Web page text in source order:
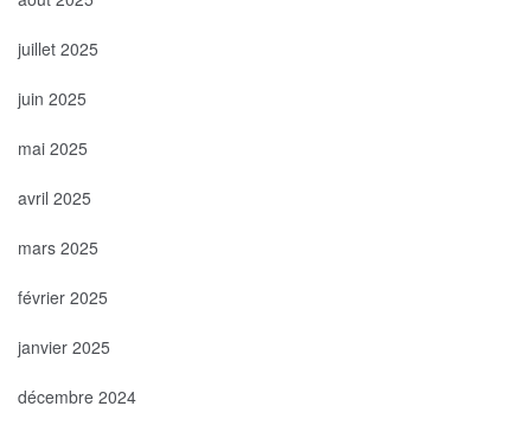
juillet 2025
juin 2025
mai 2025
avril 2025
mars 2025
février 2025
janvier 2025
décembre 2024